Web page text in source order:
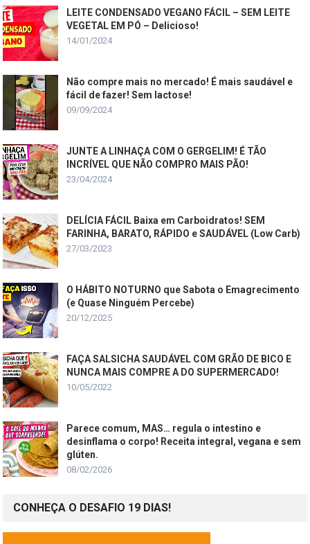
LEITE CONDENSADO VEGANO FÁCIL – SEM LEITE
VEGETAL EM PÓ – Delicioso!
14/01/2024
Não compre mais no mercado! É mais saudável e
fácil de fazer! Sem lactose!
09/09/2024
JUNTE A LINHAÇA COM O GERGELIM! É TÃO
INCRÍVEL QUE NÃO COMPRO MAIS PÃO!
23/04/2024
DELÍCIA FÁCIL Baixa em Carboidratos! SEM
FARINHA, BARATO, RÁPIDO e SAUDÁVEL (Low Carb)
27/03/2023
O HÁBITO NOTURNO que Sabota o Emagrecimento
(e Quase Ninguém Percebe)
20/12/2025
FAÇA SALSICHA SAUDÁVEL COM GRÃO DE BICO E
NUNCA MAIS COMPRE A DO SUPERMERCADO!
10/05/2022
Parece comum, MAS… regula o intestino e
desinflama o corpo! Receita integral, vegana e sem
glúten.
08/02/2026
CONHEÇA O DESAFIO 19 DIAS!